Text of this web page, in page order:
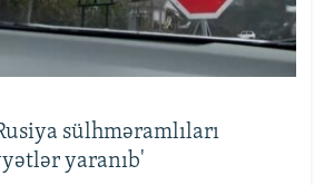
sülhməramlıları
yaranıb'